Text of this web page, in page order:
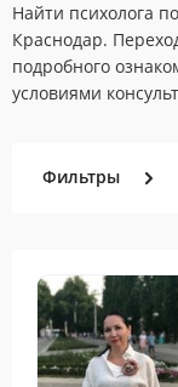
Найти психолога
Краснодар.
подробного
условиями
Фильтры